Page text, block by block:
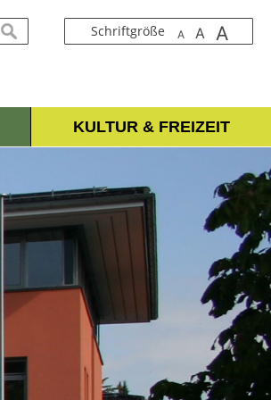
Schriftgröße A A A
suchen
KULTUR & FREIZEIT